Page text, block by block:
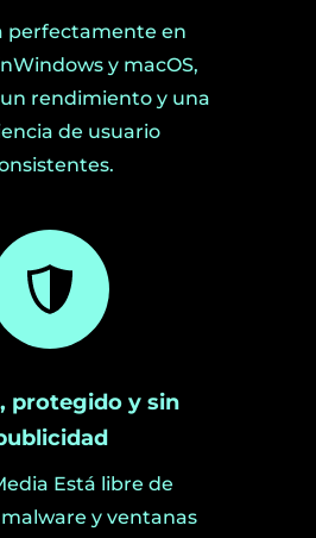
perfectamente en
y macOS,
rendimiento y una
de usuario
protegido y sin
Está libre de
y ventanas